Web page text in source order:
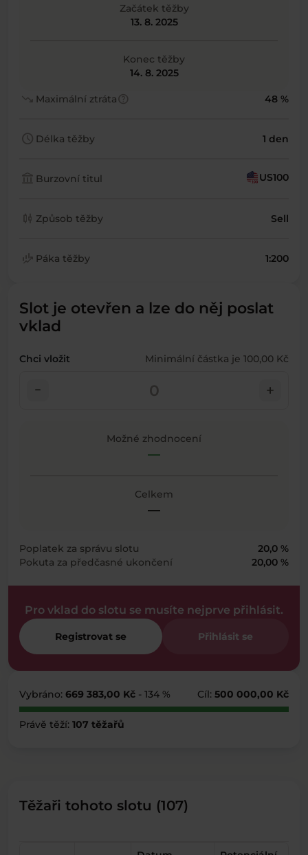
Začátek těžby
13. 8. 2025
Konec těžby
14. 8. 2025
trending_down Maximální ztrátahelp 48 %
schedule Délka těžby 1 den
account_balance Burzovní titul US100
candlestick_chart Způsob těžby Sell
finance_mode Páka těžby 1:200
Slot je otevřen a lze do něj poslat
vklad
Chci vložit Minimální částka je 100,00 Kč
check_indeterminate_small add
Možné zhodnocení
—
Celkem
—
Poplatek za správu slotu
20,0 %
Pokuta za předčasné ukončení
20,00 %
Pro vklad do slotu se musíte nejprve přihlásit.
Registrovat se Přihlásit se
Vybráno: 669 383,00 Kč - 134 % Cíl: 500 000,00 Kč
Právě těží: 107 těžařů
Těžaři tohoto slotu (107)